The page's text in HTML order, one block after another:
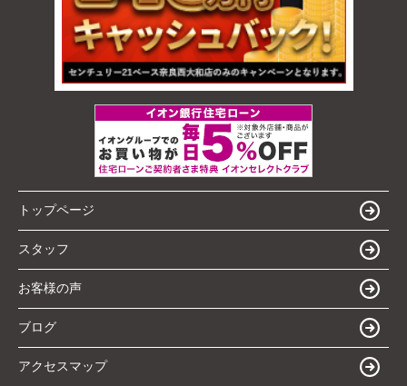
トップページ
スタッフ
お客様の声
ブログ
アクセスマップ